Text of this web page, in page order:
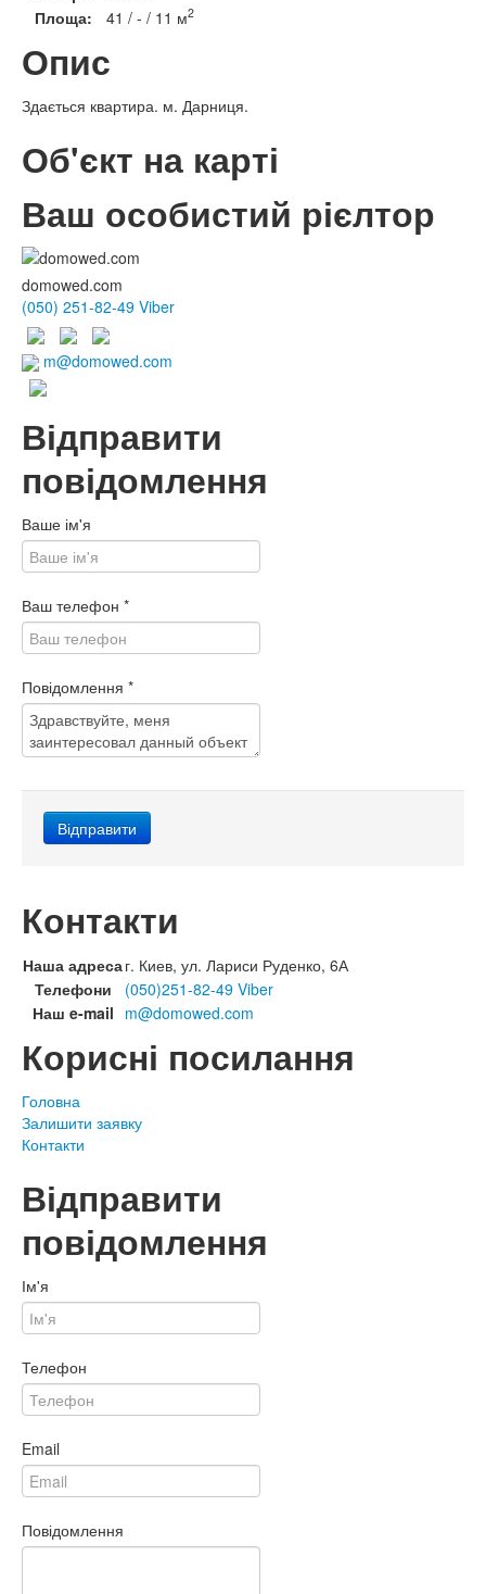
Площа:
41 / - / 11 м2
Опис
Здається квартира. м. Дарниця.
Об'єкт на карті
Ваш особистий рієлтор
domowed.com
(050) 251-82-49 Viber
m@domowed.com
Відправити
повідомлення
Ваше ім'я
Ваш телефон *
Повідомлення *
Контакти
Наша адресаг. Киев, ул. Лариси Руденко, 6А
Телефони
(050)251-82-49 Viber
Наш e-mail m@domowed.com
Корисні посилання
Головна
Залишити заявку
Контакти
Відправити
повідомлення
Ім'я
Телефон
Email
Повідомлення